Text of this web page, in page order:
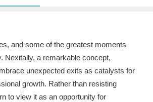
and some of the greatest moments
Nexitally, a remarkable concept,
unexpected exits as catalysts for
growth. Rather than resisting
to view it as an opportunity for